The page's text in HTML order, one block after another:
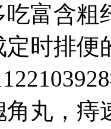
富含粗
定时排
丸，痔